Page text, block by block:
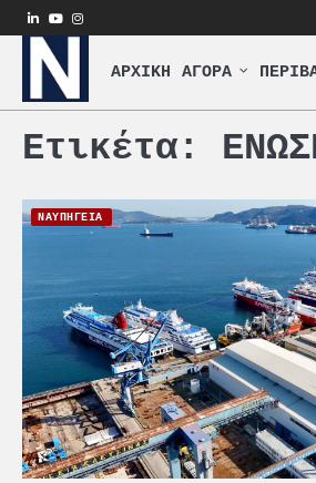
Skip
to
content
linkedin
youtube
instagram
ΑΡΧΙΚΗ ΑΓΟΡΑ
Ετικέτα:
ΝΑΥΠΗΓΕΙΑ